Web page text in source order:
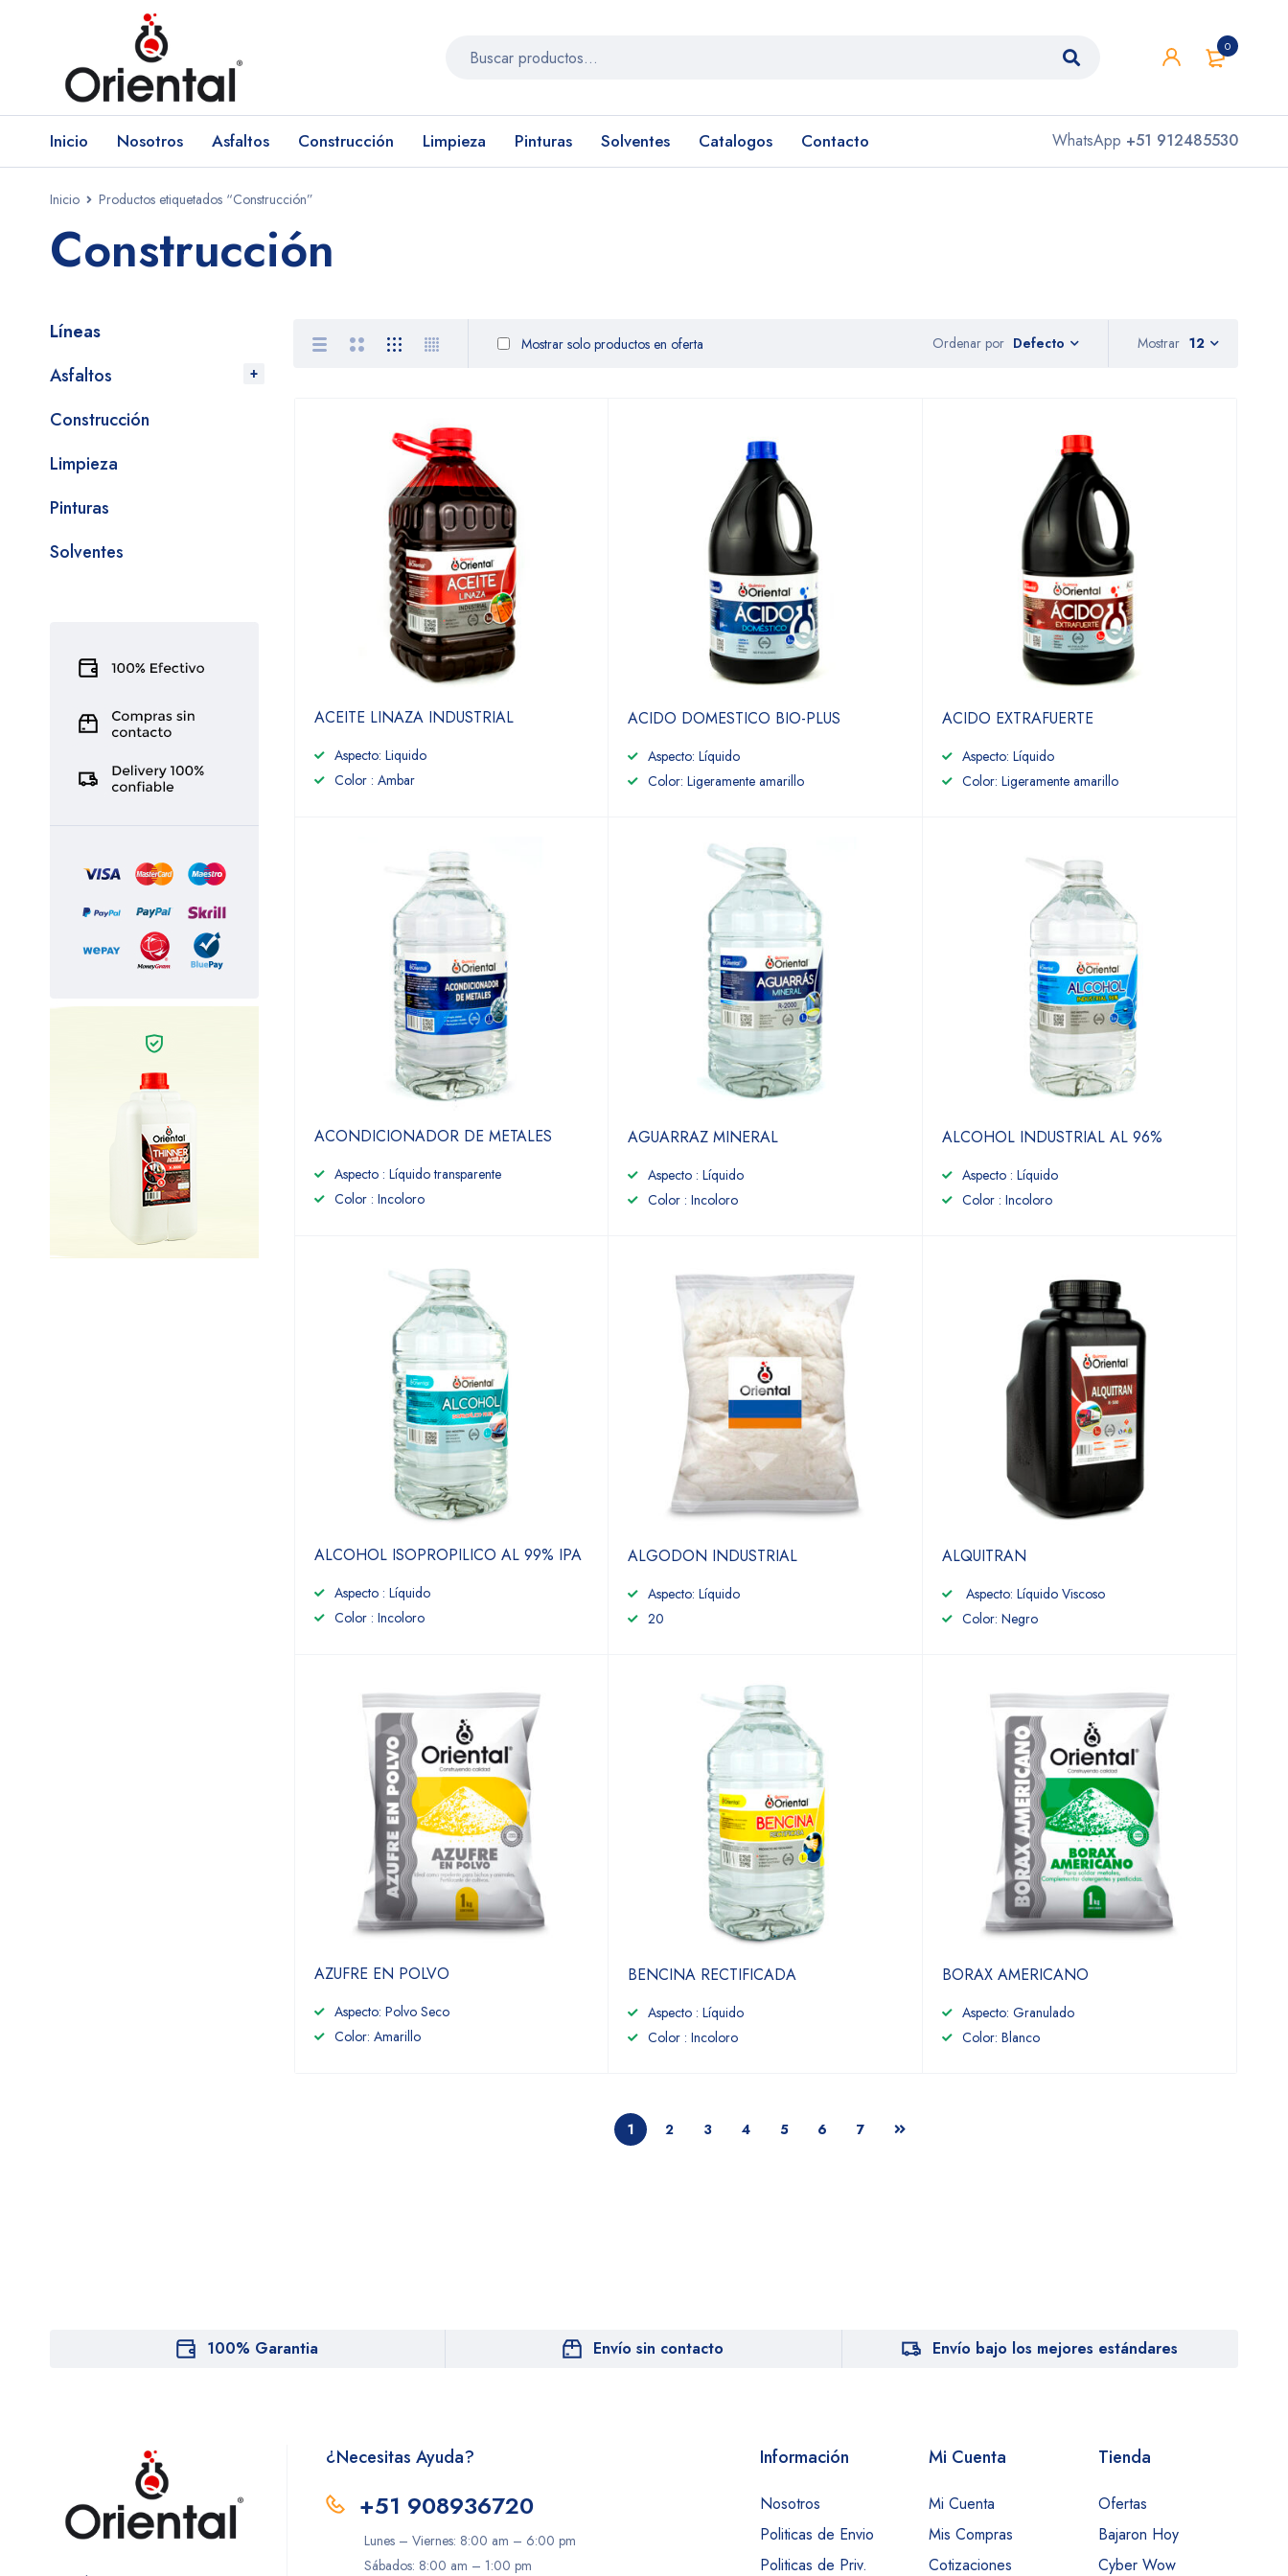
0
Inicio Nosotros Asfaltos Construcción Limpieza Pinturas Solventes Catalogos Contacto WhatsApp +51 912485530
Inicio Productos etiquetados “Construcción”
Construcción
Líneas
Asfaltos
Construcción
Limpieza
Pinturas
Solventes
Ordenar por Defecto
Mostrar solo productos en oferta Mostrar 12
ACEITE LINAZA INDUSTRIAL
Aspecto: Liquido
Color : Ambar
ACIDO DOMESTICO BIO-PLUS
Aspecto: Líquido
Color: Ligeramente amarillo
ACIDO EXTRAFUERTE
Aspecto: Líquido
Color: Ligeramente amarillo
ACONDICIONADOR DE METALES
Aspecto : Líquido transparente
Color : Incoloro
AGUARRAZ MINERAL
Aspecto : Líquido
Color : Incoloro
ALCOHOL INDUSTRIAL AL 96%
Aspecto : Líquido
Color : Incoloro
ALCOHOL ISOPROPILICO AL 99% IPA
Aspecto : Líquido
Color : Incoloro
ALGODON INDUSTRIAL
Aspecto: Líquido
20
ALQUITRAN
Aspecto: Líquido Viscoso
Color: Negro
AZUFRE EN POLVO
Aspecto: Polvo Seco
Color: Amarillo
BENCINA RECTIFICADA
Aspecto : Líquido
Color : Incoloro
BORAX AMERICANO
Aspecto: Granulado
Color: Blanco
1 2 3 4 5 6 7
100% Garantia Envío sin contacto Envío bajo los mejores estándares
¿Necesitas Ayuda?
+51 908936720
Lunes – Viernes: 8:00 am – 6:00 pm
Sábados: 8:00 am – 1:00 pm
Información
Nosotros
Politicas de Envio
Politicas de Priv.
Mi Cuenta
Mi Cuenta
Mis Compras
Cotizaciones
Tienda
Ofertas
Bajaron Hoy
Cyber Wow